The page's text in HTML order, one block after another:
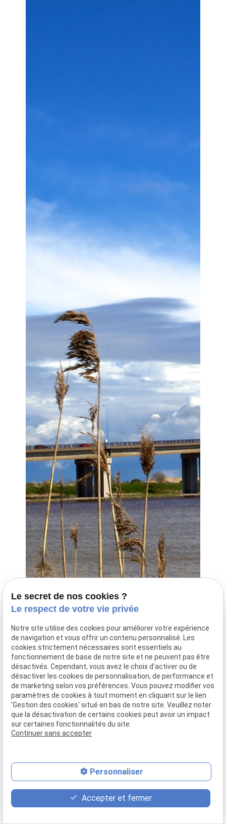
Besoin d’un
conseil juridique ?
Contactez le cabinet de Maître Philippe Gonet
pour exposer votre situation et obtenir un
place
Plan d'accès
event
Rendez-vous
phone
02 49 88 35 04
Le secret de nos cookies ?
Le respect de votre vie privée
Notre site utilise des cookies pour améliorer votre expérience
de navigation et vous offrir un contenu personnalisé. Les
cookies strictement nécessaires sont essentiels au
fonctionnement de base de notre site et ne peuvent pas être
désactivés. Cependant, vous avez le choix d'activer ou de
désactiver les cookies de personnalisation, de performance et
de marketing selon vos préférences. Vous pouvez modifier vos
paramètres de cookies à tout moment en cliquant sur le lien
'Gestion des cookies' situé en bas de notre site. Veuillez noter
que la désactivation de certains cookies peut avoir un impact
sur certaines fonctionnalités du site.
Continuer sans accepter
Personnaliser
Accepter et fermer